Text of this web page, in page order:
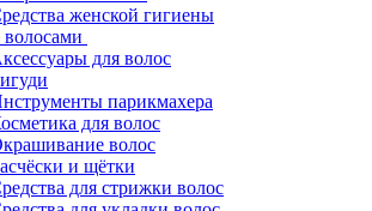
женской гигиены
волосами
для волос
парикмахера
для волос
волос
и щётки
для стрижки волос